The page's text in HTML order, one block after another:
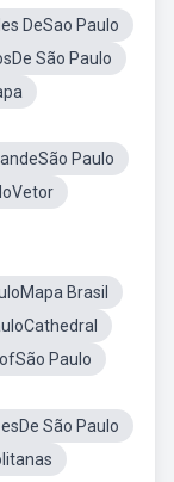
DeSao Paulo
São Paulo
Paulo
Brasil
Paulo
São Paulo